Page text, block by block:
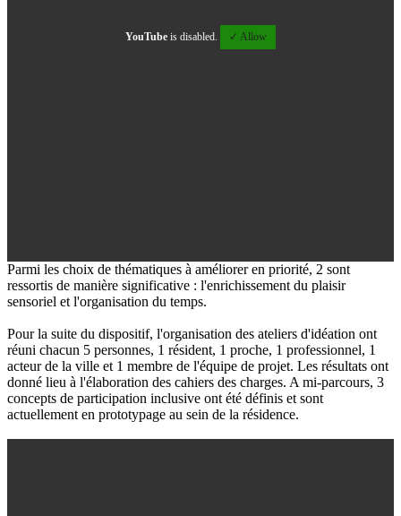
YouTube is disabled. ✓ Allow
Parmi les choix de thématiques à améliorer en priorité, 2 sont
ressortis de manière significative : l'enrichissement du plaisir
sensoriel et l'organisation du temps.
Pour la suite du dispositif, l'organisation des ateliers d'idéation ont
réuni chacun 5 personnes, 1 résident, 1 proche, 1 professionnel, 1
acteur de la ville et 1 membre de l'équipe de projet. Les résultats ont
donné lieu à l'élaboration des cahiers des charges. A mi-parcours, 3
concepts de participation inclusive ont été définis et sont
actuellement en prototypage au sein de la résidence.